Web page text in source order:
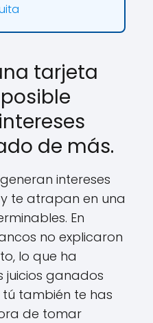
tarjeta
de más.
intereses
te atrapan en una
En
no explicaron
lo que ha
juicios ganados
también te has
de tomar